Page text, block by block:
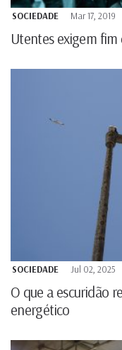
SOCIEDADE Mar 17, 2019
Utentes exigem fim
SOCIEDADE Jul 02, 2025
O que a escuridão
energético